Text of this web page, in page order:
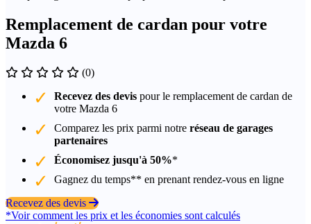
Remplacement de cardan pour votre
Mazda 6
(0)
Recevez des devis pour le remplacement de cardan de
votre Mazda 6
Comparez les prix parmi notre réseau de garages
partenaires
Économisez jusqu'à 50%*
Gagnez du temps** en prenant rendez-vous en ligne
Recevez des devis
*Voir comment les prix et les économies sont calculés